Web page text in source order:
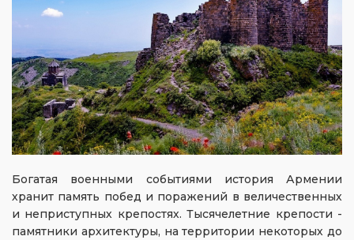
Богатая военными событиями история Армении
хранит память побед и поражений в величественных
и неприступных крепостях. Тысячелетние крепости -
памятники архитектуры, на территории некоторых до